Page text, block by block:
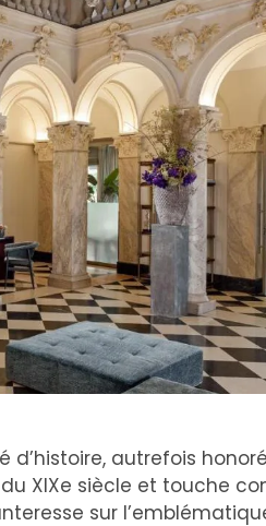
autrefois
XIXe siècle et touche
sur